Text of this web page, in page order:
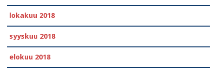
lokakuu 2018
syyskuu 2018
elokuu 2018